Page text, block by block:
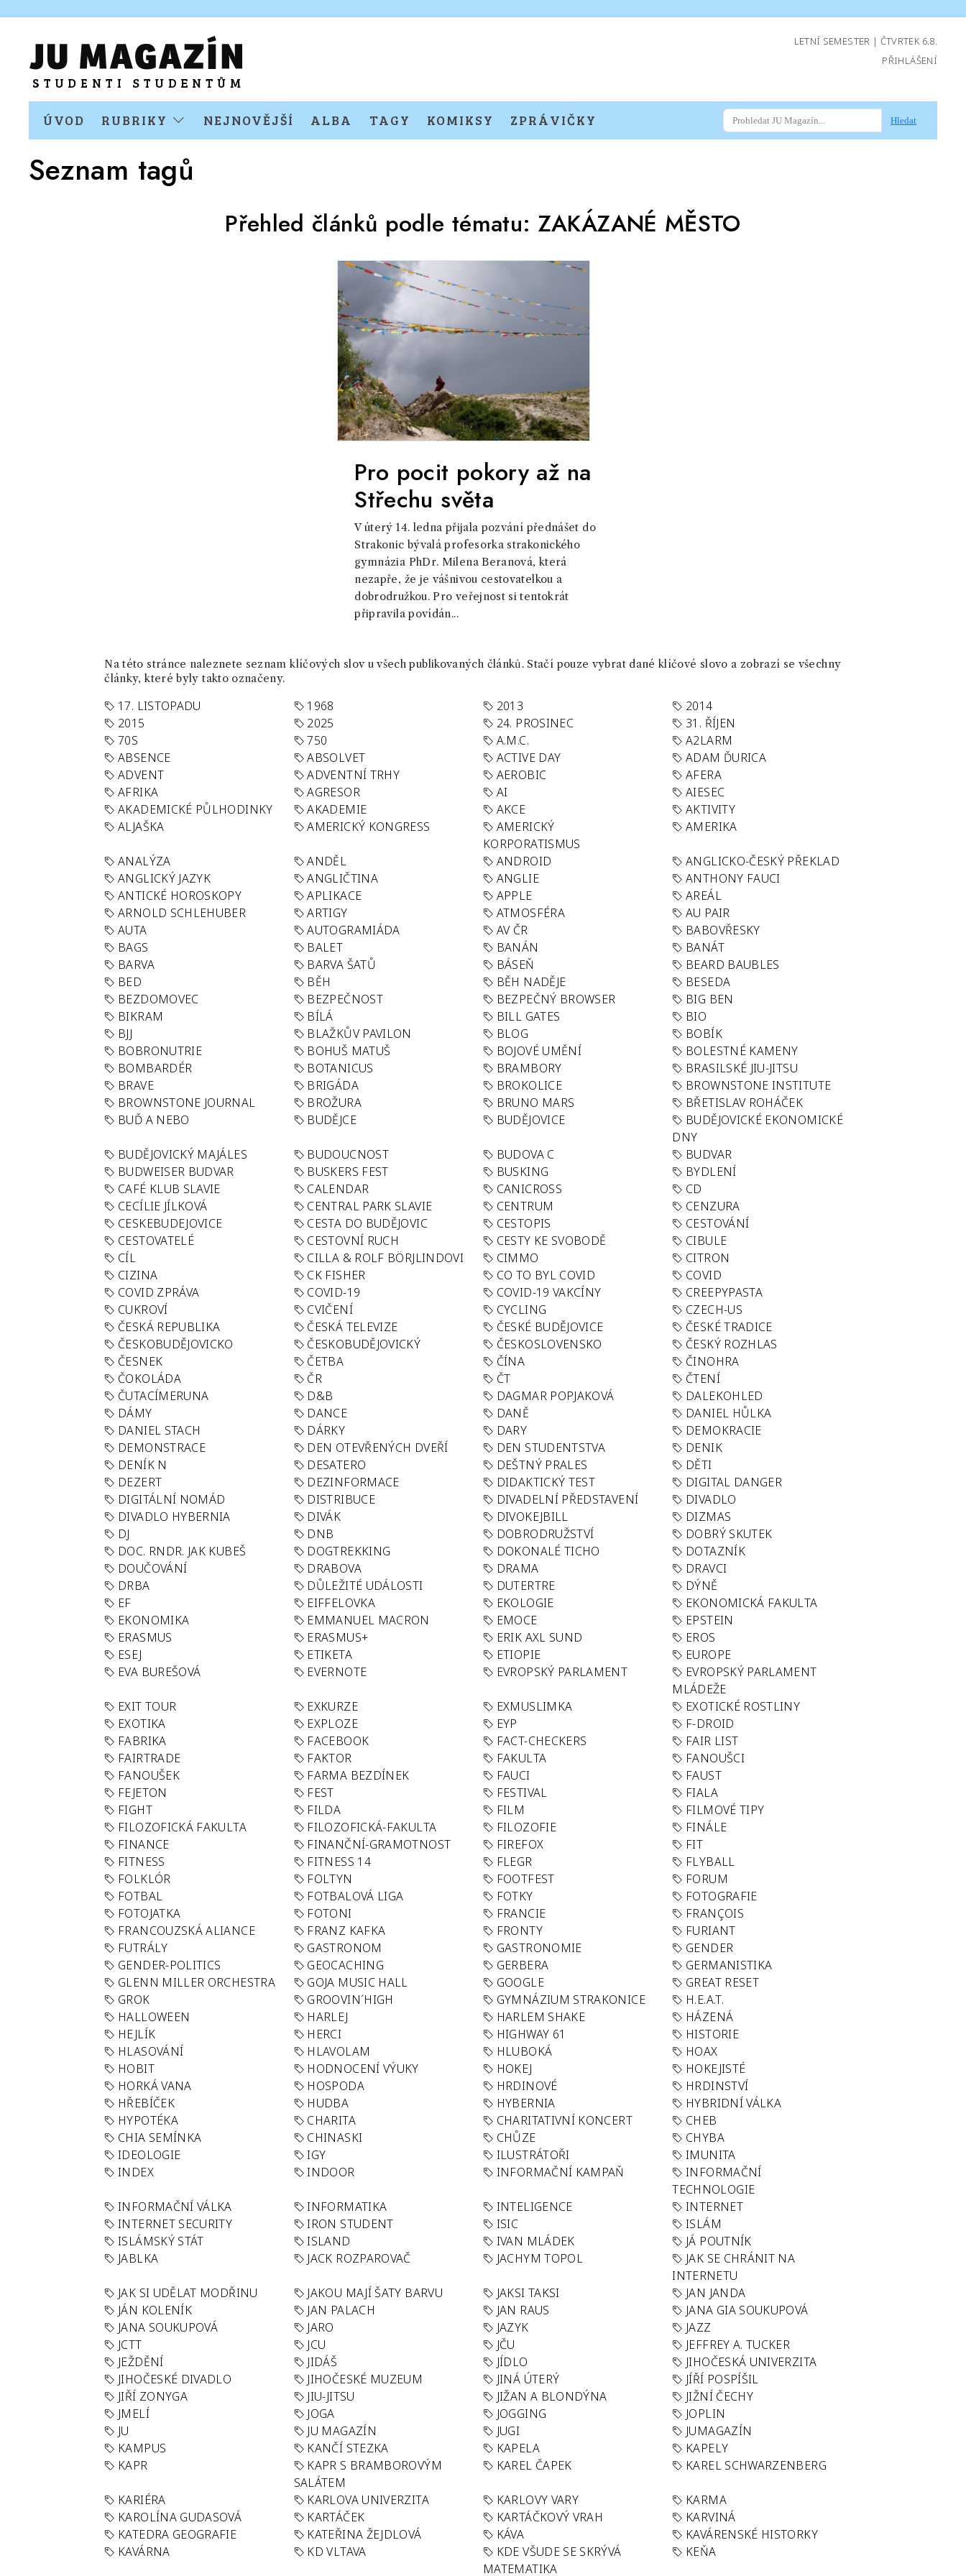
LETNÍ SEMESTER | ČTVRTEK 6.8.
PŘIHLÁŠENÍ
ÚVOD RUBRIKY NEJNOVĚJŠÍ ALBA TAGY KOMIKSY ZPRÁVIČKY Hledat
Seznam tagů
Přehled článků podle tématu: ZAKÁZANÉ MĚSTO
Pro pocit pokory až na
Střechu světa
V úterý 14. ledna přijala pozvání přednášet do
Strakonic bývalá profesorka strakonického
gymnázia PhDr. Milena Beranová, která
nezapře, že je vášnivou cestovatelkou a
dobrodružkou. Pro veřejnost si tentokrát
připravila povídán...
Na této stránce naleznete seznam klíčových slov u všech publikovaných článků. Stačí pouze vybrat dané klíčové slovo a zobrazí se všechny
články, které byly takto označeny.
17. LISTOPADU 1968 2013
2014
2015
2025 24. PROSINEC
31. ŘÍJEN
70S
750 A.M.C.
A2LARM
ABSENCE
ABSOLVET ACTIVE DAY
ADAM ĎURICA
ADVENT
ADVENTNÍ TRHY AEROBIC
AFERA
AFRIKA
AGRESOR AI
AIESEC
AKADEMICKÉ PŮLHODINKY
AKADEMIE AKCE
AKTIVITY
ALJAŠKA
AMERICKÝ KONGRESS
AMERICKÝ
KORPORATISMUS
AMERIKA
ANALÝZA ANDĚL ANDROID
ANGLICKO-ČESKÝ PŘEKLAD
ANGLICKÝ JAZYK
ANGLIČTINA ANGLIE
ANTHONY FAUCI
ANTICKÉ HOROSKOPY
APLIKACE APPLE
AREÁL
ARNOLD SCHLEHUBER
ARTIGY ATMOSFÉRA
AU PAIR
AUTA
AUTOGRAMIÁDA AV ČR
BABOVŘESKY
BAGS
BALET BANÁN
BANÁT
BARVA
BARVA ŠATŮ BÁSEŇ
BEARD BAUBLES
BED
BĚH BĚH NADĚJE
BESEDA
BEZDOMOVEC
BEZPEČNOST BEZPEČNÝ BROWSER
BIG BEN
BIKRAM
BÍLÁ BILL GATES
BIO
BJJ
BLAŽKŮV PAVILON BLOG
BOBÍK
BOBRONUTRIE
BOHUŠ MATUŠ BOJOVÉ UMĚNÍ
BOLESTNÉ KAMENY
BOMBARDÉR
BOTANICUS BRAMBORY
BRASILSKÉ JIU-JITSU
BRAVE
BRIGÁDA BROKOLICE
BROWNSTONE INSTITUTE
BROWNSTONE JOURNAL
BROŽURA BRUNO MARS
BŘETISLAV ROHÁČEK
BUĎ A NEBO
BUDĚJCE BUDĚJOVICE
BUDĚJOVICKÉ EKONOMICKÉ
DNY
BUDĚJOVICKÝ MAJÁLES
BUDOUCNOST BUDOVA C
BUDVAR
BUDWEISER BUDVAR
BUSKERS FEST BUSKING
BYDLENÍ
CAFÉ KLUB SLAVIE
CALENDAR CANICROSS
CD
CECÍLIE JÍLKOVÁ
CENTRAL PARK SLAVIE CENTRUM
CENZURA
CESKEBUDEJOVICE
CESTA DO BUDĚJOVIC CESTOPIS
CESTOVÁNÍ
CESTOVATELÉ
CESTOVNÍ RUCH CESTY KE SVOBODĚ
CIBULE
CÍL
CILLA & ROLF BÖRJLINDOVI CIMMO
CITRON
CIZINA
CK FISHER CO TO BYL COVID
COVID
COVID ZPRÁVA
COVID-19 COVID-19 VAKCÍNY
CREEPYPASTA
CUKROVÍ
CVIČENÍ CYCLING
CZECH-US
ČESKÁ REPUBLIKA
ČESKÁ TELEVIZE ČESKÉ BUDĚJOVICE
ČESKÉ TRADICE
ČESKOBUDĚJOVICKO
ČESKOBUDĚJOVICKÝ ČESKOSLOVENSKO
ČESKÝ ROZHLAS
ČESNEK
ČETBA ČÍNA
ČINOHRA
ČOKOLÁDA
ČR ČT
ČTENÍ
ČUTACÍMERUNA
D&B DAGMAR POPJAKOVÁ
DALEKOHLED
DÁMY
DANCE DANĚ
DANIEL HŮLKA
DANIEL STACH
DÁRKY DARY
DEMOKRACIE
DEMONSTRACE
DEN OTEVŘENÝCH DVEŘÍ DEN STUDENTSTVA
DENIK
DENÍK N
DESATERO DEŠTNÝ PRALES
DĚTI
DEZERT
DEZINFORMACE DIDAKTICKÝ TEST
DIGITAL DANGER
DIGITÁLNÍ NOMÁD
DISTRIBUCE DIVADELNÍ PŘEDSTAVENÍ
DIVADLO
DIVADLO HYBERNIA
DIVÁK DIVOKEJBILL
DIZMAS
DJ
DNB DOBRODRUŽSTVÍ
DOBRÝ SKUTEK
DOC. RNDR. JAK KUBEŠ
DOGTREKKING DOKONALÉ TICHO
DOTAZNÍK
DOUČOVÁNÍ
DRABOVA DRAMA
DRAVCI
DRBA
DŮLEŽITÉ UDÁLOSTI DUTERTRE
DÝNĚ
EF
EIFFELOVKA EKOLOGIE
EKONOMICKÁ FAKULTA
EKONOMIKA
EMMANUEL MACRON EMOCE
EPSTEIN
ERASMUS
ERASMUS+ ERIK AXL SUND
EROS
ESEJ
ETIKETA ETIOPIE
EUROPE
EVA BUREŠOVÁ
EVERNOTE EVROPSKÝ PARLAMENT
EVROPSKÝ PARLAMENT
MLÁDEŽE
EXIT TOUR
EXKURZE EXMUSLIMKA
EXOTICKÉ ROSTLINY
EXOTIKA
EXPLOZE EYP
F-DROID
FABRIKA
FACEBOOK FACT-CHECKERS
FAIR LIST
FAIRTRADE
FAKTOR FAKULTA
FANOUŠCI
FANOUŠEK
FARMA BEZDÍNEK FAUCI
FAUST
FEJETON
FEST FESTIVAL
FIALA
FIGHT
FILDA FILM
FILMOVÉ TIPY
FILOZOFICKÁ FAKULTA
FILOZOFICKÁ-FAKULTA FILOZOFIE
FINÁLE
FINANCE
FINANČNÍ-GRAMOTNOST FIREFOX
FIT
FITNESS
FITNESS 14 FLEGR
FLYBALL
FOLKLÓR
FOLTYN FOOTFEST
FORUM
FOTBAL
FOTBALOVÁ LIGA FOTKY
FOTOGRAFIE
FOTOJATKA
FOTONI FRANCIE
FRANÇOIS
FRANCOUZSKÁ ALIANCE
FRANZ KAFKA FRONTY
FURIANT
FUTRÁLY
GASTRONOM GASTRONOMIE
GENDER
GENDER-POLITICS
GEOCACHING GERBERA
GERMANISTIKA
GLENN MILLER ORCHESTRA
GOJA MUSIC HALL GOOGLE
GREAT RESET
GROK
GROOVIN´HIGH GYMNÁZIUM STRAKONICE
H.E.A.T.
HALLOWEEN
HARLEJ HARLEM SHAKE
HÁZENÁ
HEJLÍK
HERCI HIGHWAY 61
HISTORIE
HLASOVÁNÍ
HLAVOLAM HLUBOKÁ
HOAX
HOBIT
HODNOCENÍ VÝUKY HOKEJ
HOKEJISTÉ
HORKÁ VANA
HOSPODA HRDINOVÉ
HRDINSTVÍ
HŘEBÍČEK
HUDBA HYBERNIA
HYBRIDNÍ VÁLKA
HYPOTÉKA
CHARITA CHARITATIVNÍ KONCERT
CHEB
CHIA SEMÍNKA
CHINASKI CHŮZE
CHYBA
IDEOLOGIE
IGY ILUSTRÁTOŘI
IMUNITA
INDEX
INDOOR INFORMAČNÍ KAMPAŇ
INFORMAČNÍ
TECHNOLOGIE
INFORMAČNÍ VÁLKA
INFORMATIKA INTELIGENCE
INTERNET
INTERNET SECURITY
IRON STUDENT ISIC
ISLÁM
ISLÁMSKÝ STÁT
ISLAND IVAN MLÁDEK
JÁ POUTNÍK
JABLKA
JACK ROZPAROVAČ JACHYM TOPOL
JAK SE CHRÁNIT NA
INTERNETU
JAK SI UDĚLAT MODŘINU
JAKOU MAJÍ ŠATY BARVU JAKSI TAKSI
JAN JANDA
JÁN KOLENÍK
JAN PALACH JAN RAUS
JANA GIA SOUKUPOVÁ
JANA SOUKUPOVÁ
JARO JAZYK
JAZZ
JCTT
JCU JČU
JEFFREY A. TUCKER
JEŽDĚNÍ
JIDÁŠ JÍDLO
JIHOČESKÁ UNIVERZITA
JIHOČESKÉ DIVADLO
JIHOČESKÉ MUZEUM JINÁ ÚTERÝ
JÍŘÍ POSPÍŠIL
JIŘÍ ZONYGA
JIU-JITSU JIŽAN A BLONDÝNA
JIŽNÍ ČECHY
JMELÍ
JOGA JOGGING
JOPLIN
JU
JU MAGAZÍN JUGI
JUMAGAZÍN
KAMPUS
KANČÍ STEZKA KAPELA
KAPELY
KAPR
KAPR S BRAMBOROVÝM
SALÁTEM
KAREL ČAPEK KAREL SCHWARZENBERG
KARIÉRA KARLOVA UNIVERZITA KARLOVY VARY
KARMA
KAROLÍNA GUDASOVÁ
KARTÁČEK KARTÁČKOVÝ VRAH
KARVINÁ
KATEDRA GEOGRAFIE
KATEŘINA ŽEJDLOVÁ KÁVA
KAVÁRENSKÉ HISTORKY
KAVÁRNA
KD VLTAVA
KDE VŠUDE SE SKRÝVÁ
MATEMATIKA
KEŇA